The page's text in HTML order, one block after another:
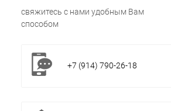
свяжитесь с нами удобным Вам
способом
+7 (914) 790-26-18